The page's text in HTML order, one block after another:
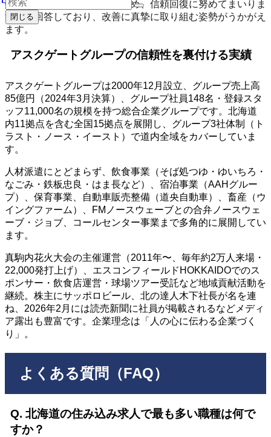
側は「連絡体制の見直しを進め、信頼回復に努めてまいりま
す」と回答しており、改善に真摯に取り組む姿勢がうかがえ
ます。
アスクゲートグループの信頼性を裏付ける実績
アスクゲートグループは2000年12月設立、グループ売上高
85億円（2024年3月決算）、グループ社員148名・登録スタ
ッフ11,000名の規模を持つ総合企業グループです。北海道
内11拠点を含む全国15拠点を展開し、グループ3社体制（ト
ラスト・ノース・イースト）で道内全域をカバーしていま
す。
人材派遣にとどまらず、飲食事業（そば処つゆ・ゆいちろ・
なごみ・鉄板忠良・はま長など）、宿泊事業（AAHグルー
プ）、保育事業、自動車販売整備（道央自動車）、畜産（ウ
イングファーム）、FMノースウェーブとの合弁ノースウェ
ーブ・ジョブ、コールセンター事業まで多角的に展開してい
ます。
真駒内花火大会の主催運営（2011年〜、毎年約2万人来場・
22,000発打上げ）、エスコンフィールドHOKKAIDOでのス
ポンサー・飲食店運営・球場ツアー受託など地域貢献活動を
継続。株主にサッポロビール、北の達人木下社長が名を連
ね、2026年2月には読売新聞に社員が掲載されるなどメディ
ア露出も豊富です。企業理念は「人の心に伝わる企業づく
り」。
よくある質問（FAQ）
Q. 北海道の住み込み求人で最も多い職種は何で
すか？
閉じる